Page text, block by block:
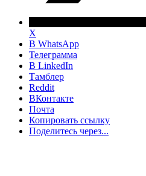
X
В WhatsApp
Телеграмма
В LinkedIn
Тамблер
Reddit
ВКонтакте
Почта
Копировать ссылку
Поделитесь через...